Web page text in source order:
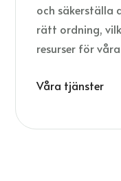
och säkerställa
rätt ordning,
resurser för
Våra tjänster